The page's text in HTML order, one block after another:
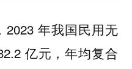
年我国民用无
亿元，年均复合